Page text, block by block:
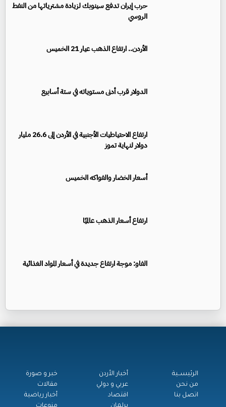
حرب إيران تدفع سينوبك لزيادة مشترياتها من النفط
الروسي
الأردن.. ارتفاع الذهب عيار 21 الخميس
الدولار قرب أدنى مستوياته في ستة أسابيع
ارتفاع الاحتياطيات الأجنبية في الأردن إلى 26.6 مليار
دولار لنهاية تموز
أسعار الخضار والفواكه الخميس
ارتفاع أسعار الذهب عالميًا
الفاو: موجة ارتفاع جديدة في أسعار المواد الغذائية
الرئيســية
من نحن
اتصل بنا
أخبار الأردن
عربي و دولي
اقتصاد
خبر و صورة
مقالات
أخبار رياضية